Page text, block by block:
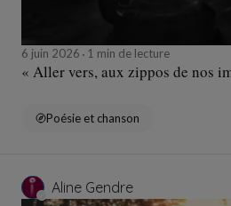
6 juin 2026 1 min de lecture
« Aller vers, aux zippos de nos
Poésie et chanson
Aline Gendre